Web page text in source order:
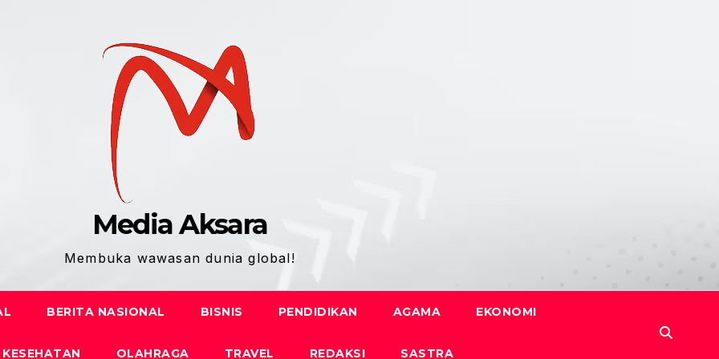
Media Aksara
Membuka wawasan dunia global!
BERITA NASIONAL BISNIS PENDIDIKAN AGAMA EKONOMI
KESEHATAN OLAHRAGA TRAVEL REDAKSI SASTRA